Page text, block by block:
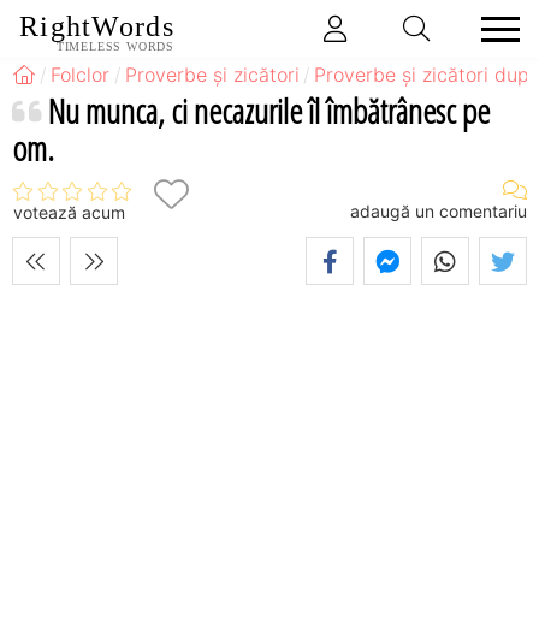
RightWords
TIMELESS WORDS
Folclor Proverbe și zicători Proverbe și zicători
Nu munca, ci necazurile îl îmbătrânesc pe
om.
votează acum adaugă un comentariu